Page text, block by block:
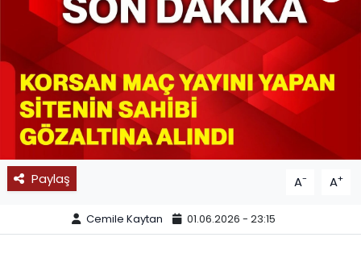
Paylaş A- A+
Cemile Kaytan 01.06.2026 - 23:15
11:11 MANŞET